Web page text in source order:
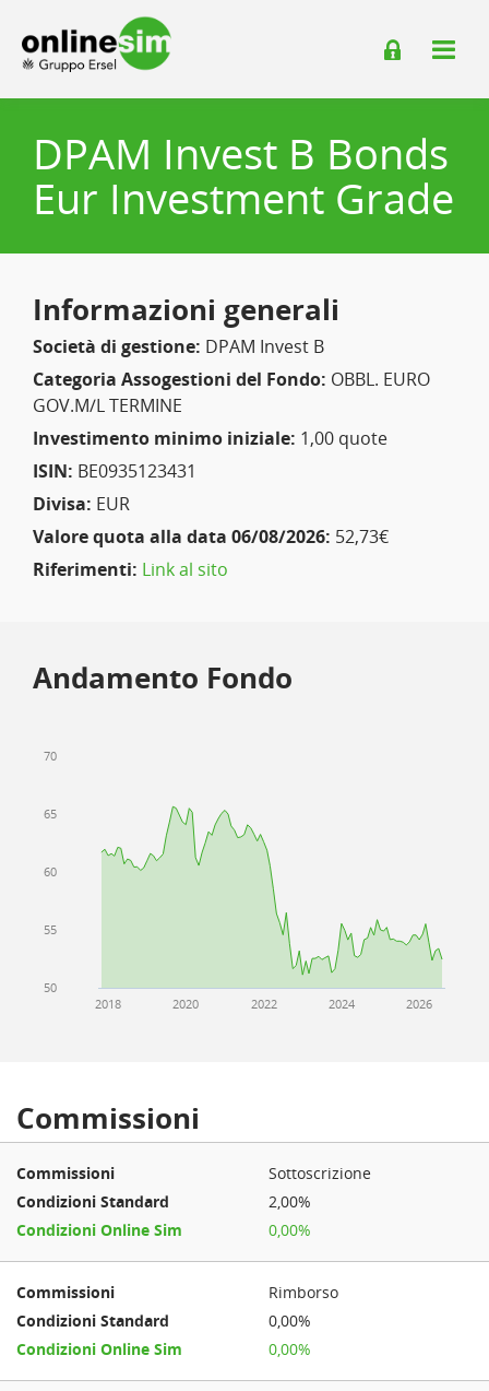
DPAM Invest B Bonds
Eur Investment Grade
Informazioni generali
Società di gestione: DPAM Invest B
Categoria Assogestioni del Fondo: OBBL. EURO
GOV.M/L TERMINE
Investimento minimo iniziale: 1,00 quote
ISIN: BE0935123431
Divisa: EUR
Valore quota alla data 06/08/2026: 52,73€
Riferimenti: Link al sito
Andamento Fondo
2018 2020 2022 2024 2026
50
55
60
65
70
Commissioni
Sottoscrizione
2,00%
0,00%
Rimborso
0,00%
0,00%